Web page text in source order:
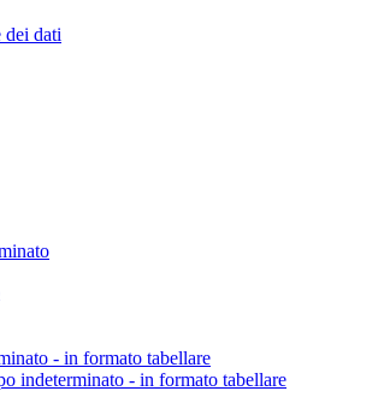
dei dati
- in formato tabellare
indeterminato - in formato tabellare